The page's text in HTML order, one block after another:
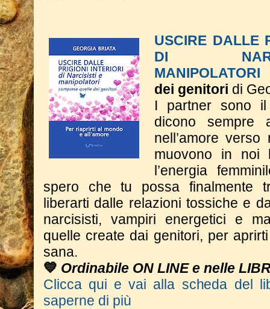
USCIRE DALLE
DI
MANIPOLATORI
dei genitori di
I partner sono
dicono sempre
nell’amore
muovono in noi
l’energia
spero che tu possa finalmente
liberarti dalle relazioni tossiche e
narcisisti, vampiri energetici e
quelle create dai genitori, per
sana.
💙 Ordinabile ON LINE e nelle
Clicca qui e vai alla scheda del
saperne di più